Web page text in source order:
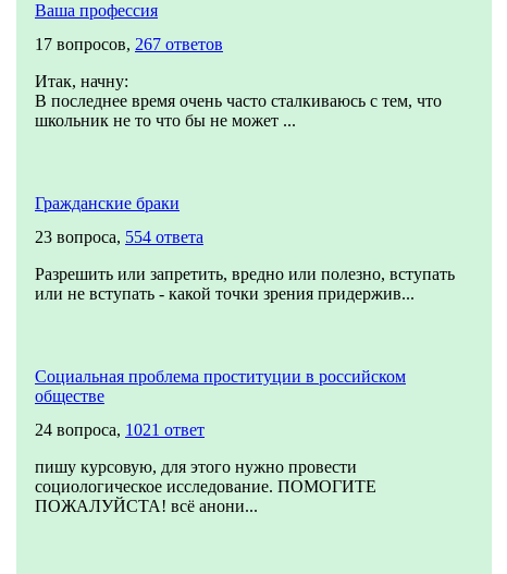
Ваша профессия
17 вопросов, 267 ответов
Итак, начну:
В последнее время очень часто сталкиваюсь с тем, что
школьник не то что бы не может ...
Гражданские браки
23 вопроса, 554 ответа
Разрешить или запретить, вредно или полезно, вступать
или не вступать - какой точки зрения придержив...
Социальная проблема проституции в российском
обществе
24 вопроса, 1021 ответ
пишу курсовую, для этого нужно провести
социологическое исследование. ПОМОГИТЕ
ПОЖАЛУЙСТА! всё анони...